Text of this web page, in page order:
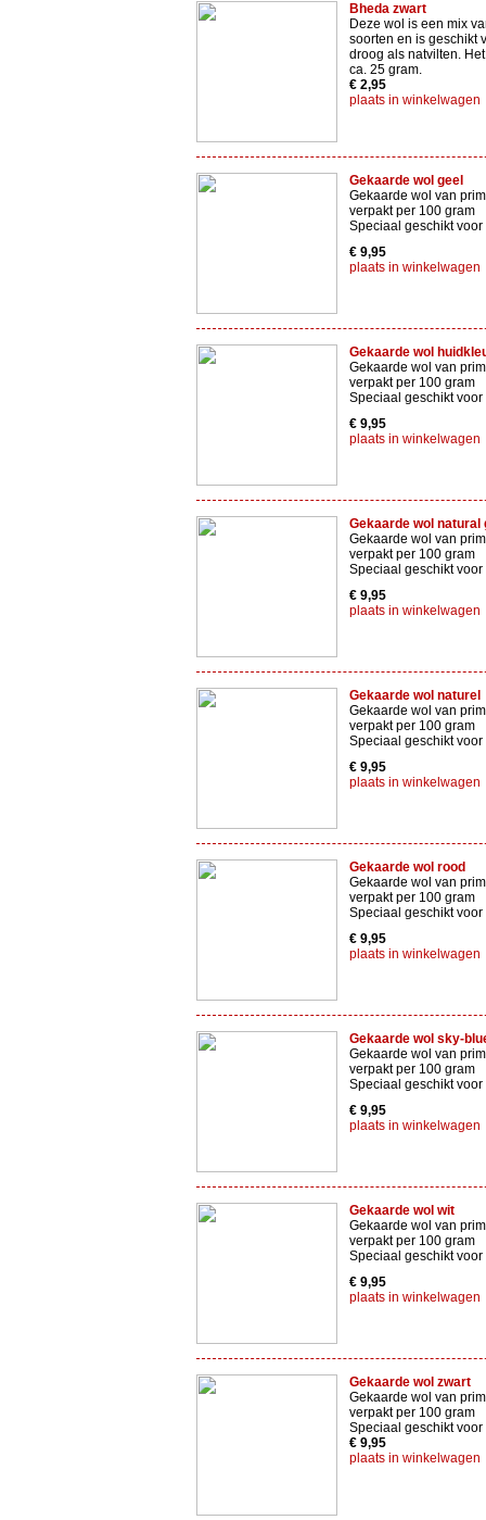
Bheda zwart
Deze wol is een mix
soorten en is geschikt
droog als natvilten.
ca. 25 gram.
€ 2,95
plaats in winkelwagen
Gekaarde wol geel
Gekaarde wol van
verpakt per 100 gram
Speciaal geschikt
€ 9,95
plaats in winkelwagen
Gekaarde wol
Gekaarde wol van
verpakt per 100 gram
Speciaal geschikt
€ 9,95
plaats in winkelwagen
Gekaarde wol natural
Gekaarde wol van
verpakt per 100 gram
Speciaal geschikt
€ 9,95
plaats in winkelwagen
Gekaarde wol naturel
Gekaarde wol van
verpakt per 100 gram
Speciaal geschikt
€ 9,95
plaats in winkelwagen
Gekaarde wol rood
Gekaarde wol van
verpakt per 100 gram
Speciaal geschikt
€ 9,95
plaats in winkelwagen
Gekaarde wol sky-
Gekaarde wol van
verpakt per 100 gram
Speciaal geschikt
€ 9,95
plaats in winkelwagen
Gekaarde wol wit
Gekaarde wol van
verpakt per 100 gram
Speciaal geschikt
€ 9,95
plaats in winkelwagen
Gekaarde wol zwart
Gekaarde wol van
verpakt per 100 gram
Speciaal geschikt
€ 9,95
plaats in winkelwagen